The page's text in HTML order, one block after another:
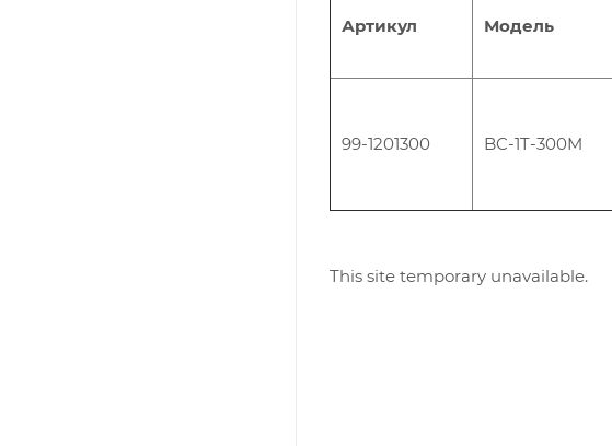
Артикул Модель
99-1201300 BC-1T-300M
This site temporary unavailable.